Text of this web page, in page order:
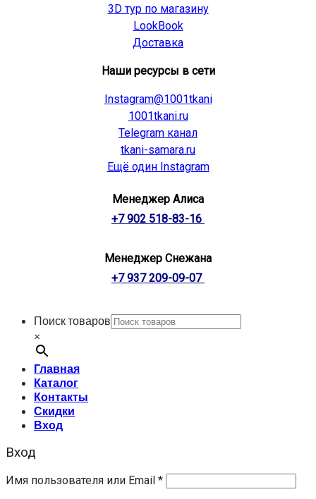
3D тур по магазину
LookBook
Доставка
Наши ресурсы в сети
Instagram@1001tkani
1001tkani.ru
Telegram канал
tkani-samara.ru
Ещё один Instagram
Менеджер Алиса
+7 902 518-83-16
Менеджер Снежана
+7 937 209-09-07
Поиск товаров
×
Главная
Каталог
Контакты
Скидки
Вход
Вход
Имя пользователя или Email *